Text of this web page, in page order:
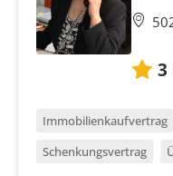
3
Immobilienkaufvertrag
Schenkungsvertrag